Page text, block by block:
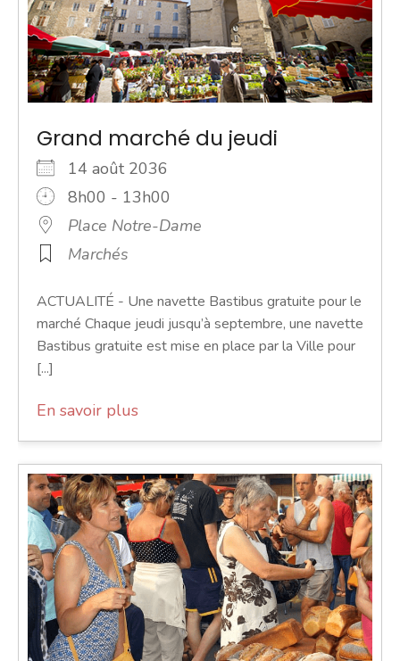
Grand marché du jeudi
14 août 2036
8h00 - 13h00
Place Notre-Dame
Marchés
ACTUALITÉ - Une navette Bastibus gratuite pour le
marché Chaque jeudi jusqu’à septembre, une navette
Bastibus gratuite est mise en place par la Ville pour
[...]
En savoir plus